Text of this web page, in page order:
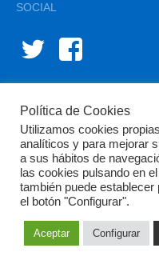
SOCIAL
© BIOINNOVA
Aviso Legal Política de
Política de Cookies
Utilizamos cookies
analíticos y para mejorar
a sus hábitos de
las cookies pulsando en
también puede
el botón "Configurar".
Aceptar Configurar